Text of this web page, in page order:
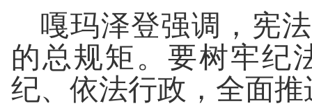
嘎玛泽登强调，宪
的总规矩。要树牢纪
纪、依法行政，全面